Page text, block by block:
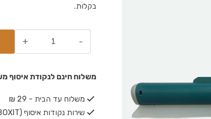
בקלות.
משלוח חינם לנקודת איסוף מעל ₪149 · משלוח חינם עד הבית
משלוח עד הבית - 29 ₪
שירות נקודות איסוף (BOXIT) - 19 ₪